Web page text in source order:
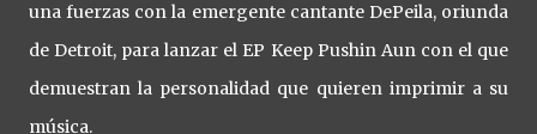
una fuerzas con la emergente cantante DePeila, oriunda
de Detroit, para lanzar el EP Keep Pushin Aun con el que
demuestran la personalidad que quieren imprimir a su
música.